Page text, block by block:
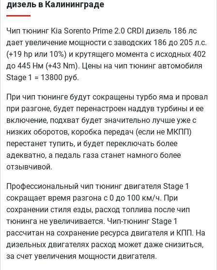
дизель в Калининграде
Чип тюнинг Kia Sorento Prime 2.0 CRDI дизель 186 лс
дает увеличение мощности с заводских 186 до 205 л.с.
(+19 hp или 10%) и крутящего момента с исходных 402
до 445 Нм (+43 Nm). Цены на чип тюнинг автомобиля
Stage 1 = 13800 руб.
При чип тюнинге будут сокращены турбо яма и провал
при разгоне, будет перенастроен наддув турбины и ее
включение, подхват будет значительно лучше уже с
низких оборотов, коробка передач (если не МКПП)
перестанет тупить, и будет переключать более
адекватно, а педаль газа станет намного более
отзывчивой.
Профессиональный чип тюнинг двигателя Stage 1
сокращает время разгона с 0 до 100 км/ч. При
сохранении стиля езды, расход топлива после чип
тюнинга не увеличивается. Чип-тюнинг Stage 1
рассчитан на сохранение ресурса двигателя и КПП. На
дизельных двигателях расход может даже снизиться,
за счет увеличения мощности двигателя.